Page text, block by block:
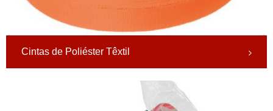
Cintas de Poliéster Têxtil